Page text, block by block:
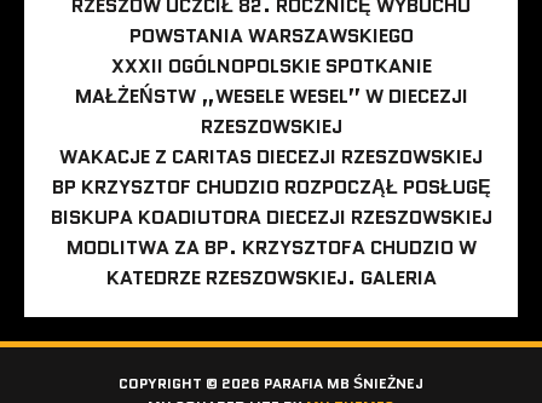
POWSTANIA WARSZAWSKIEGO
XXXII OGÓLNOPOLSKIE SPOTKANIE
MAŁŻEŃSTW „WESELE WESEL” W DIECEZJI
RZESZOWSKIEJ
WAKACJE Z CARITAS DIECEZJI RZESZOWSKIEJ
BP KRZYSZTOF CHUDZIO ROZPOCZĄŁ POSŁUGĘ
BISKUPA KOADIUTORA DIECEZJI RZESZOWSKIEJ
MODLITWA ZA BP. KRZYSZTOFA CHUDZIO W
KATEDRZE RZESZOWSKIEJ. GALERIA
COPYRIGHT © 2026 PARAFIA MB ŚNIEŻNEJ